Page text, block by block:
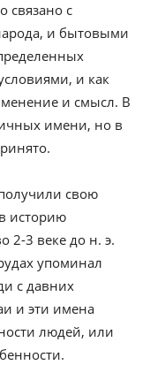
связано с
и бытовыми
и как
и смысл. В
имени, но в
свою
историю
2-3 веке до н. э.
упоминал
с давних
и эти имена
людей, или